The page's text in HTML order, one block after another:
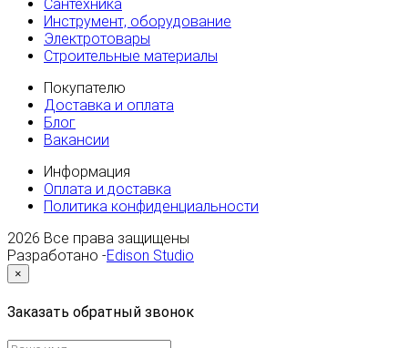
Сантехника
Инструмент, оборудование
Электротовары
Строительные материалы
Покупателю
Доставка и оплата
Блог
Вакансии
Информация
Оплата и доставка
Политика конфиденциальности
2026 Все права защищены
Разработано -Edison Studio
×
Заказать обратный звонок